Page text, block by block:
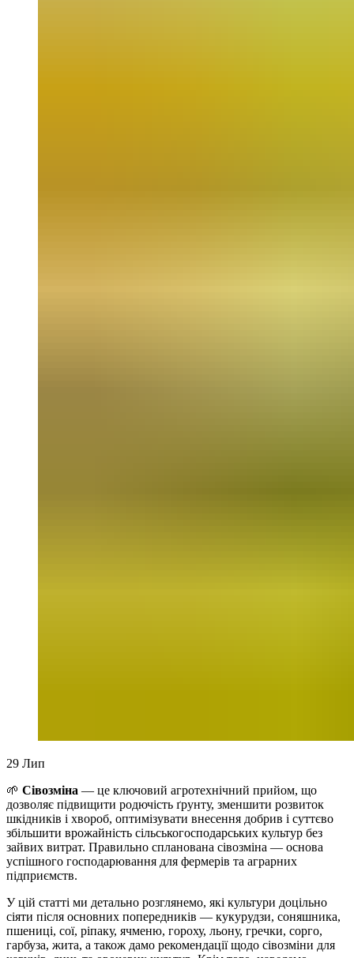
29 Лип
🌱 Сівозміна — це ключовий агротехнічний прийом, що
дозволяє підвищити родючість ґрунту, зменшити розвиток
шкідників і хвороб, оптимізувати внесення добрив і суттєво
збільшити врожайність сільськогосподарських культур без
зайвих витрат. Правильно спланована сівозміна — основа
успішного господарювання для фермерів та аграрних
підприємств.
У цій статті ми детально розглянемо, які культури доцільно
сіяти після основних попередників — кукурудзи, соняшника,
пшениці, сої, ріпаку, ячменю, гороху, льону, гречки, сорго,
гарбуза, жита, а також дамо рекомендації щодо сівозміни для